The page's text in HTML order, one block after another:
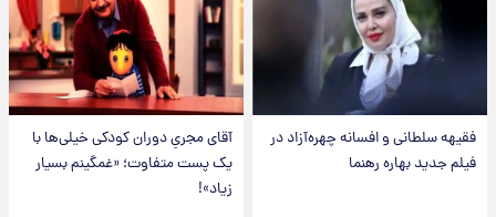
فقیهه سلطانی و افسانه چهره‌آزاد در
فیلم جدید بهاره رهنما
آقای مجریِ دوران کودکی خیلی‌ها با
یک پست متفاوت؛ «غمگینم بسیار
زیاد»!